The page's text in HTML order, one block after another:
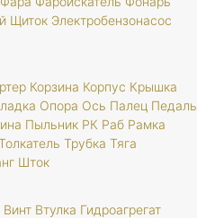
Щиток Электробензонасос
Корзина Корпус Крышка
Опора Ось Палец Педаль
Пыльник РК Раб Рамка
Трубка Тяга
Шток
Винт Втулка Гидроагрегат